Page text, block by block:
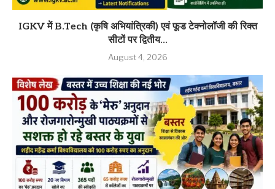
IGKV में B.Tech (कृषि अभियांत्रिकी) एवं फूड टेक्नोलॉजी की रिक्त
सीटों पर द्वितीय...
August 4, 2026